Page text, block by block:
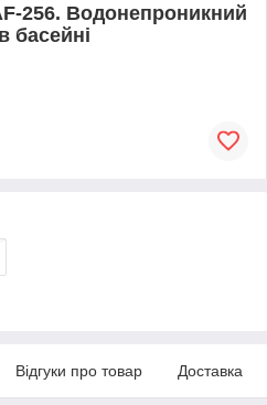
256. Водонепроникний
басейні
Відгуки про товар Доставка